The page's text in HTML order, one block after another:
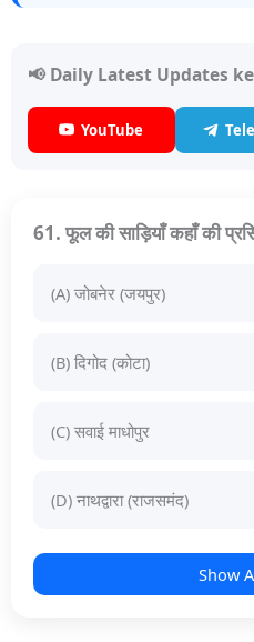
📢 Daily Latest Updates
YouTube
61. फूल की साड़ियाँ कहाँ की
(A) जोबनेर (जयपुर)
(B) दिगोद (कोटा)
(C) सवाई माधोपुर
(D) नाथद्वारा (राजसमंद)
Show